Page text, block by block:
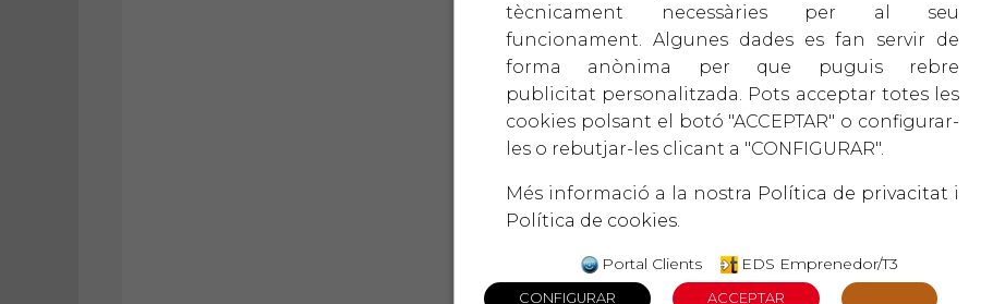
tècnicament necessàries per al seu
funcionament. Algunes dades es fan servir de
forma anònima per que puguis rebre
publicitat personalitzada. Pots acceptar totes les
cookies polsant el botó "ACCEPTAR" o configurar-
les o rebutjar-les clicant a "CONFIGURAR".
Més informació a la nostra Política de privacitat i
Política de cookies.
Portal Clients EDS Emprenedor/T3